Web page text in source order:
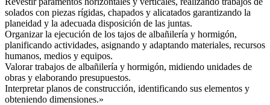
solados con piezas rígidas, chapados y alicatados garantizando la
planeidad y la adecuada disposición de las juntas.
Organizar la ejecución de los tajos de albañilería y hormigón,
planificando actividades, asignando y adaptando materiales, recursos
humanos, medios y equipos.
Valorar trabajos de albañilería y hormigón, midiendo unidades de
obras y elaborando presupuestos.
Interpretar planos de construcción, identificando sus elementos y
obteniendo dimensiones.»